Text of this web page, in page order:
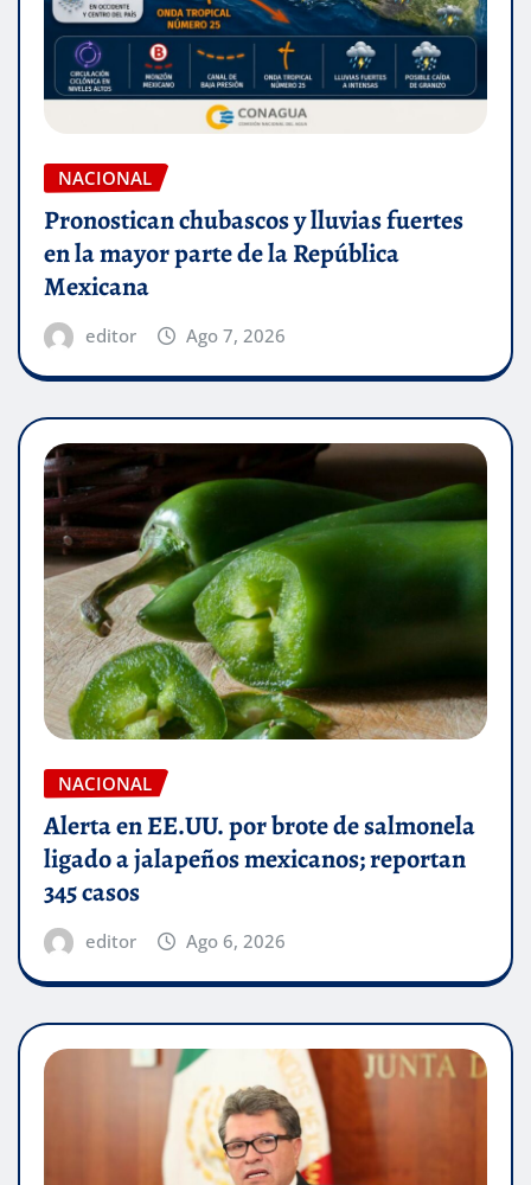
NACIONAL
Pronostican chubascos y lluvias fuertes
en la mayor parte de la República
Mexicana
editor Ago 7, 2026
NACIONAL
Alerta en EE.UU. por brote de salmonela
ligado a jalapeños mexicanos; reportan
345 casos
editor Ago 6, 2026